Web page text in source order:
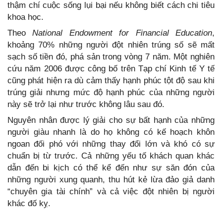
thậm chí cuộc sống lụi bại nếu không biết cách chi tiêu
khoa học.
TheoNational Endowment for Financial Education,
khoảng 70% những người đột nhiên trúng số sẽ mất
sạch số tiền đó, phá sản trong vòng 7 năm. Một nghiên
cứu năm 2006 được công bố trên Tạp chí Kinh tế Y tế
cũng phát hiện ra dù cảm thấy hạnh phúc tột độ sau khi
trúng giải nhưng mức độ hạnh phúc của những người
này sẽ trở lại như trước không lâu sau đó.
Nguyên nhân được lý giải cho sự bất hạnh của những
người giàu nhanh là do họ không có kế hoạch khôn
ngoan đối phó với những thay đổi lớn và khó có sự
chuẩn bị từ trước. Cả những yếu tố khách quan khác
dẫn đến bi kịch có thể kể đến như sự săn đón của
những người xung quanh, thu hút kẻ lừa đảo giả danh
“chuyên gia tài chính” và cả việc đột nhiên bị người
khác đố kỵ.